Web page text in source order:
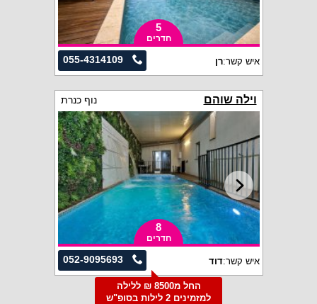
5
חדרים
055-4314109 איש קשר:רן
וילה שוהם נוף כנרת
8
חדרים
052-9095693 איש קשר:דוד
החל מ8500 ₪ ללילה
למזמינים 2 לילות בסופ"ש